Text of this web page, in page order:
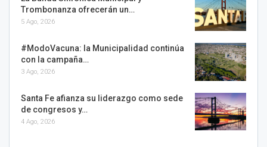
Trombonanza ofrecerán un…
5 Ago, 2026
#ModoVacuna: la Municipalidad continúa
con la campaña…
3 Ago, 2026
Santa Fe afianza su liderazgo como sede
de congresos y…
4 Ago, 2026